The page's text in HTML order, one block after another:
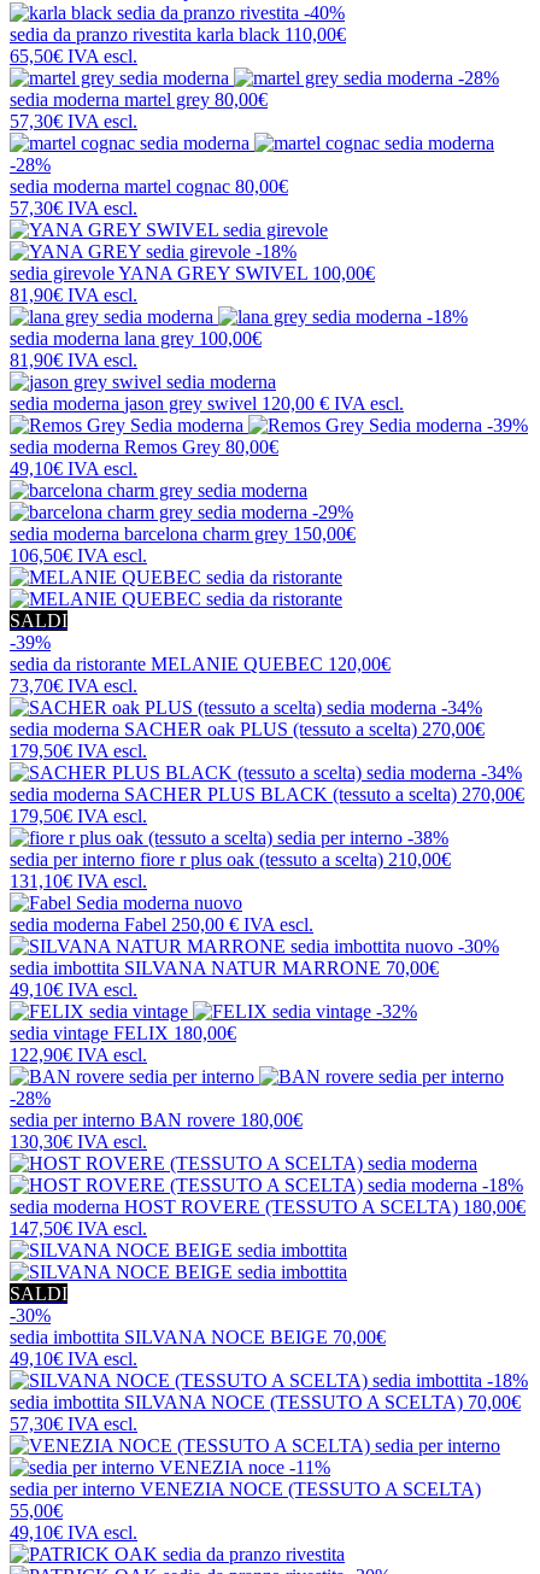
-40%
sedia da pranzo rivestita karla black 110,00€
65,50€ IVA escl.
-28%
sedia moderna martel grey 80,00€
57,30€ IVA escl.
-28%
sedia moderna martel cognac 80,00€
57,30€ IVA escl.
-18%
sedia girevoleYANA GREY SWIVEL 100,00€
81,90€ IVA escl.
-18%
sedia moderna lana grey 100,00€
81,90€ IVA escl.
sedia moderna jason grey swivel 120,00 € IVA escl.
-39%
sedia moderna Remos Grey 80,00€
49,10€ IVA escl.
-29%
sedia moderna barcelona charm grey 150,00€
106,50€ IVA escl.
SALDI
-39%
sedia da ristorante MELANIE QUEBEC 120,00€
73,70€ IVA escl.
-34%
sedia moderna SACHER oak PLUS (tessuto a scelta) 270,00€
179,50€ IVA escl.
-34%
sedia moderna SACHER PLUS BLACK (tessuto a scelta) 270,00€
179,50€ IVA escl.
-38%
sedia per interno fiore r plus oak (tessuto a scelta) 210,00€
131,10€ IVA escl.
nuovo
sedia moderna Fabel 250,00 € IVA escl.
nuovo -30%
sedia imbottita SILVANA NATUR MARRONE 70,00€
49,10€ IVA escl.
-32%
sedia vintage FELIX 180,00€
122,90€ IVA escl.
-28%
sedia per interno BAN rovere 180,00€
130,30€ IVA escl.
-18%
sedia moderna HOST ROVERE (TESSUTO A SCELTA) 180,00€
147,50€ IVA escl.
SALDI
-30%
sedia imbottita SILVANA NOCE BEIGE 70,00€
49,10€ IVA escl.
-18%
sedia imbottita SILVANA NOCE (TESSUTO A SCELTA) 70,00€
57,30€ IVA escl.
-11%
sedia per interno VENEZIA NOCE (TESSUTO A SCELTA)
55,00€
49,10€ IVA escl.